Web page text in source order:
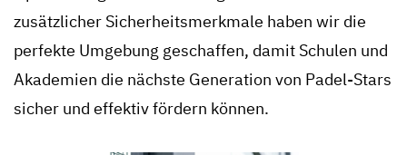
zusätzlicher Sicherheitsmerkmale haben wir die
perfekte Umgebung geschaffen, damit Schulen und
Akademien die nächste Generation von Padel-Stars
sicher und effektiv fördern können.